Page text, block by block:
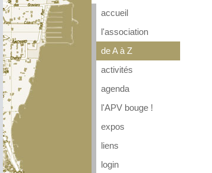
accueil
l'association
de A à Z
activités
agenda
l'APV bouge !
expos
liens
login